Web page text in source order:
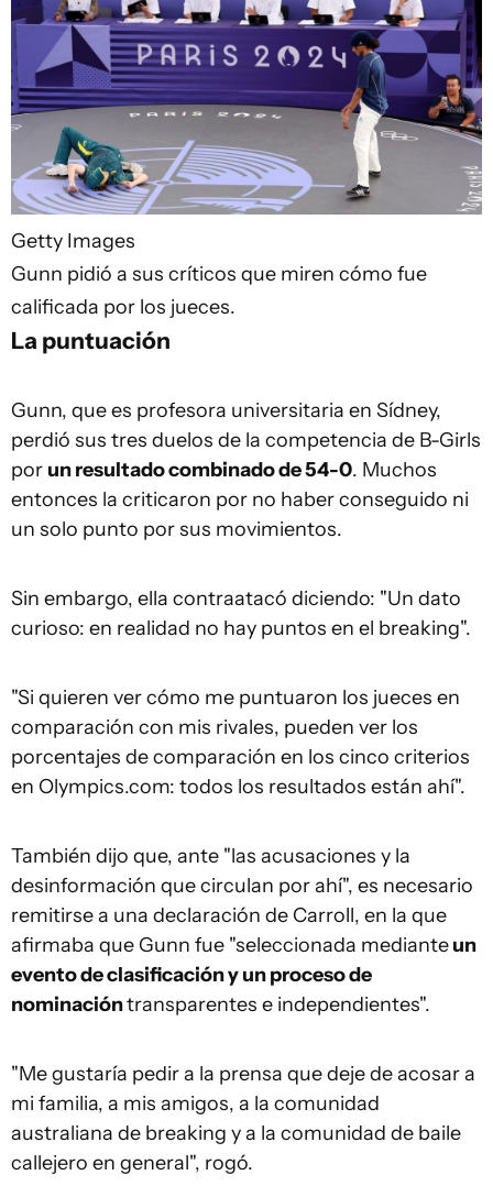
Getty Images
Gunn pidió a sus críticos que miren cómo fue
calificada por los jueces.
La puntuación
Gunn, que es profesora universitaria en Sídney,
perdió sus tres duelos de la competencia de B-Girls
por un resultado combinado de 54-0. Muchos
entonces la criticaron por no haber conseguido ni
un solo punto por sus movimientos.
Sin embargo, ella contraatacó diciendo: "Un dato
curioso: en realidad no hay puntos en el breaking".
"Si quieren ver cómo me puntuaron los jueces en
comparación con mis rivales, pueden ver los
porcentajes de comparación en los cinco criterios
en Olympics.com: todos los resultados están ahí".
También dijo que, ante "las acusaciones y la
desinformación que circulan por ahí", es necesario
remitirse a una declaración de Carroll, en la que
afirmaba que Gunn fue "seleccionada medianteun
evento de clasificación y un proceso de
nominacióntransparentes e independientes".
"Me gustaría pedir a la prensa que deje de acosar a
mi familia, a mis amigos, a la comunidad
australiana de breaking y a la comunidad de baile
callejero en general", rogó.